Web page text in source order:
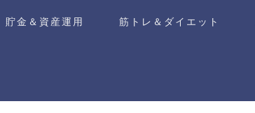
貯金＆資産運用 筋トレ＆ダイエット